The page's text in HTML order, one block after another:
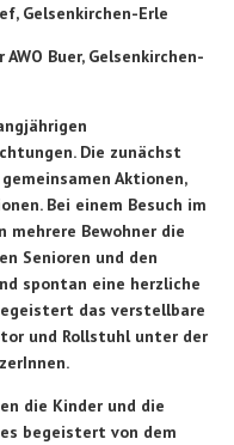
Erle
Buer, Gelsenkirchen-
Die zunächst
Aktionen,
Bei einem Besuch im
mehrere Bewohner die
Senioren und den
spontan eine herzliche
das verstellbare
und Rollstuhl unter der
die Kinder und die
begeistert von dem